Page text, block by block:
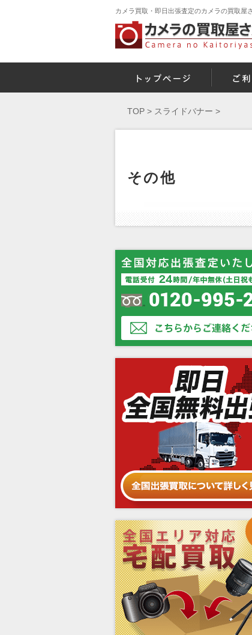
カメラ買取・即日出張査定のカメラの買取屋
TOP > スライドバナー >
その他